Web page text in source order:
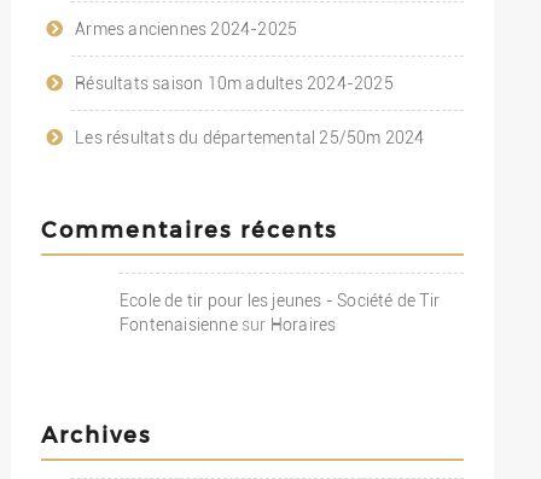
Armes anciennes 2024-2025
Résultats saison 10m adultes 2024-2025
Les résultats du départemental 25/50m 2024
Commentaires récents
Ecole de tir pour les jeunes - Société de Tir
Fontenaisiennesur Horaires
Archives